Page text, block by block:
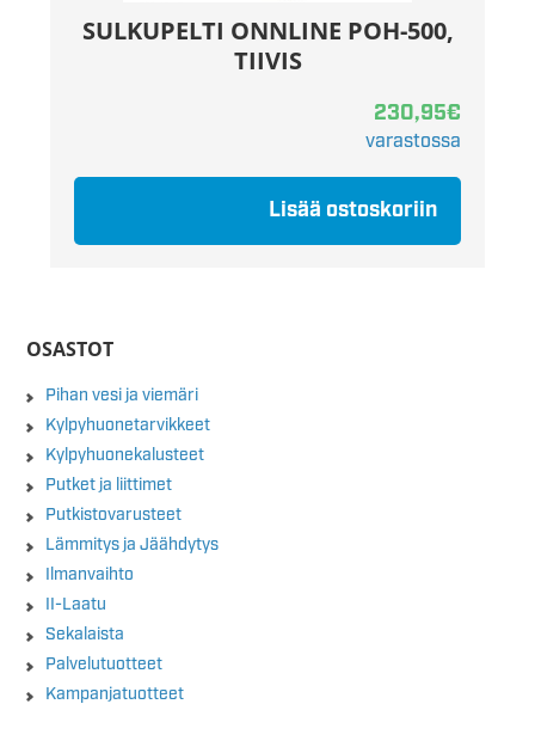
SULKUPELTI ONNLINE POH-500,
TIIVIS
230,95€
varastossa
Lisää ostoskoriin
OSASTOT
Pihan vesi ja viemäri
Kylpyhuonetarvikkeet
Kylpyhuonekalusteet
Putket ja liittimet
Putkistovarusteet
Lämmitys ja Jäähdytys
Ilmanvaihto
II-Laatu
Sekalaista
Palvelutuotteet
Kampanjatuotteet